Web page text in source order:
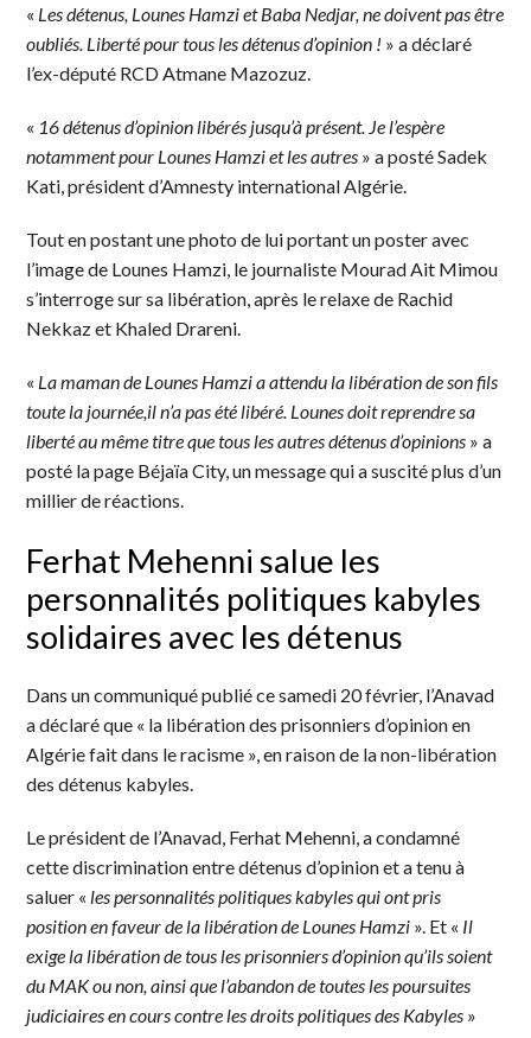
« Les détenus, Lounes Hamzi et Baba Nedjar, ne doivent pas être
oubliés. Liberté pour tous les détenus d’opinion ! » a déclaré
l’ex-député RCD Atmane Mazozuz.
« 16 détenus d’opinion libérés jusqu’à présent. Je l’espère
notamment pour Lounes Hamzi et les autres » a posté Sadek
Kati, président d’Amnesty international Algérie.
Tout en postant une photo de lui portant un poster avec
l’image de Lounes Hamzi, le journaliste Mourad Ait Mimou
s’interroge sur sa libération, après le relaxe de Rachid
Nekkaz et Khaled Drareni.
« La maman de Lounes Hamzi a attendu la libération de son fils
toute la journée,il n’a pas été libéré. Lounes doit reprendre sa
liberté au même titre que tous les autres détenus d’opinions » a
posté la page Béjaïa City, un message qui a suscité plus d’un
millier de réactions.
Ferhat Mehenni salue les
personnalités politiques kabyles
solidaires avec les détenus
Dans un communiqué publié ce samedi 20 février, l’Anavad
a déclaré que « la libération des prisonniers d’opinion en
Algérie fait dans le racisme », en raison de la non-libération
des détenus kabyles.
Le président de l’Anavad, Ferhat Mehenni, a condamné
cette discrimination entre détenus d’opinion et a tenu à
saluer « les personnalités politiques kabyles qui ont pris
position en faveur de la libération de Lounes Hamzi ». Et « Il
exige la libération de tous les prisonniers d’opinion qu’ils soient
du MAK ou non, ainsi que l’abandon de toutes les poursuites
judiciaires en cours contre les droits politiques des Kabyles »